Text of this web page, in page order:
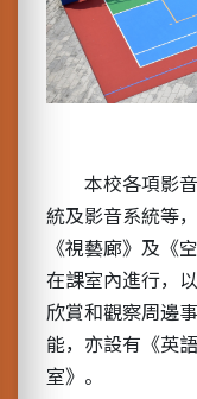
本校各項影音
統及影音系統等
《視藝廊》及《
在課室內進行，
欣賞和觀察周邊
能，亦設有《英
室》。